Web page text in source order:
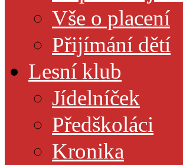
Vše o placení
Přijímání dětí
Lesní klub
Jídelníček
Předškoláci
Kronika